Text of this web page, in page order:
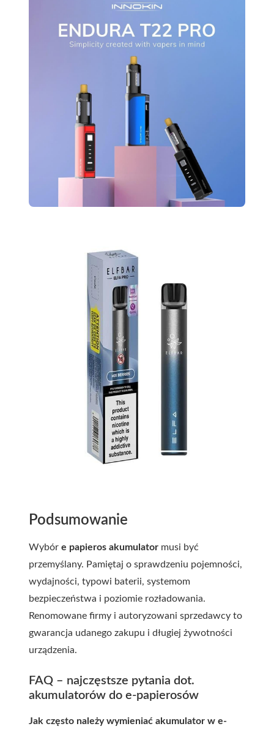
Podsumowanie
Wybór e papieros akumulator musi być
przemyślany. Pamiętaj o sprawdzeniu pojemności,
wydajności, typowi baterii, systemom
bezpieczeństwa i poziomie rozładowania.
Renomowane firmy i autoryzowani sprzedawcy to
gwarancja udanego zakupu i długiej żywotności
urządzenia.
FAQ – najczęstsze pytania dot.
akumulatorów do e-papierosów
Jak często należy wymieniać akumulator w e-